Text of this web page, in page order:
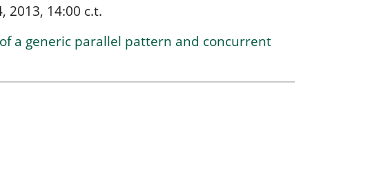
2013, 14:00 c.t.
a generic parallel pattern and concurrent